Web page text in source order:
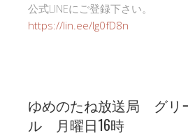
公式LINEにご登録下さい。
https://lin.ee/Ig0fD8n
ゆめのたね放送局 グリ
ル 月曜日16時